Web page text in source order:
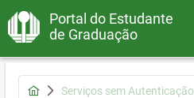
Portal do Estudante
de Graduação
Serviços sem Autenticação